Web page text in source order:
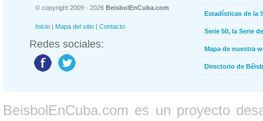
© copyright 2009 - 2026 BeisbolEnCuba.com
Inicio | Mapa del sitio | Contacto
Redes sociales:
Estadísticas de la
Serie 50, la Serie
Mapa de nuestra
Directorio de
BeisbolEnCuba.com es un proyecto